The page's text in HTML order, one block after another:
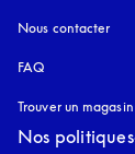
Nous contacter
FAQ
Trouver un magasin
Nos politiques